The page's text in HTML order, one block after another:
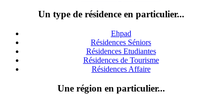
Un type de résidence en particulier...
Ehpad
Résidences Séniors
Résidences Etudiantes
Résidences de Tourisme
Résidences Affaire
Une région en particulier...